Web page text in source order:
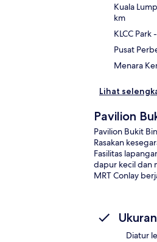
Kuala
km
KLCC Park
Pusat
Menara
Lihat
Pavilion
Pavilion Bukit
Rasakan
Fasilitas
dapur kecil dan
MRT Conlay
Diatur